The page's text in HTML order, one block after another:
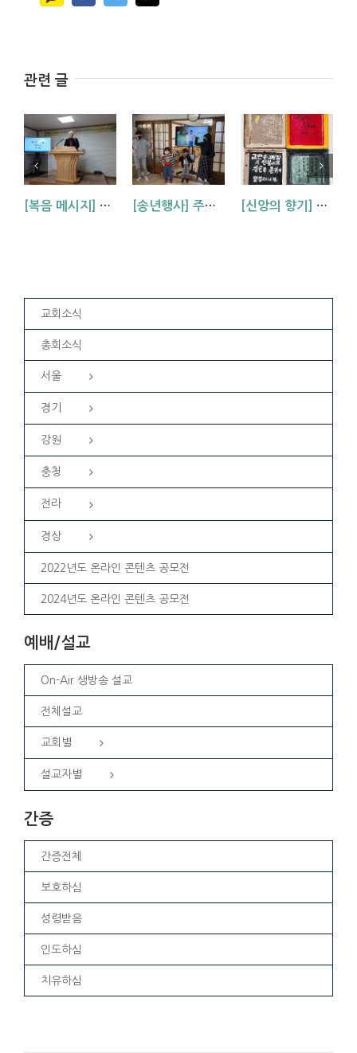
관련 글
[복음 메시지] 두 가지 기도(행4:29-31) [송년행사] 주님 안에 큰 기쁨을 나누어요! [신앙의 향기] 접시에 담긴 것은 하나님의 말씀
교회소식
총회소식
서울
경기
강원
충청
전라
경상
2022년도 온라인 콘텐츠 공모전
2024년도 온라인 콘텐츠 공모전
예배/설교
On-Air 생방송 설교
전체설교
교회별
설교자별
간증
간증전체
보호하심
성령받음
인도하심
치유하심